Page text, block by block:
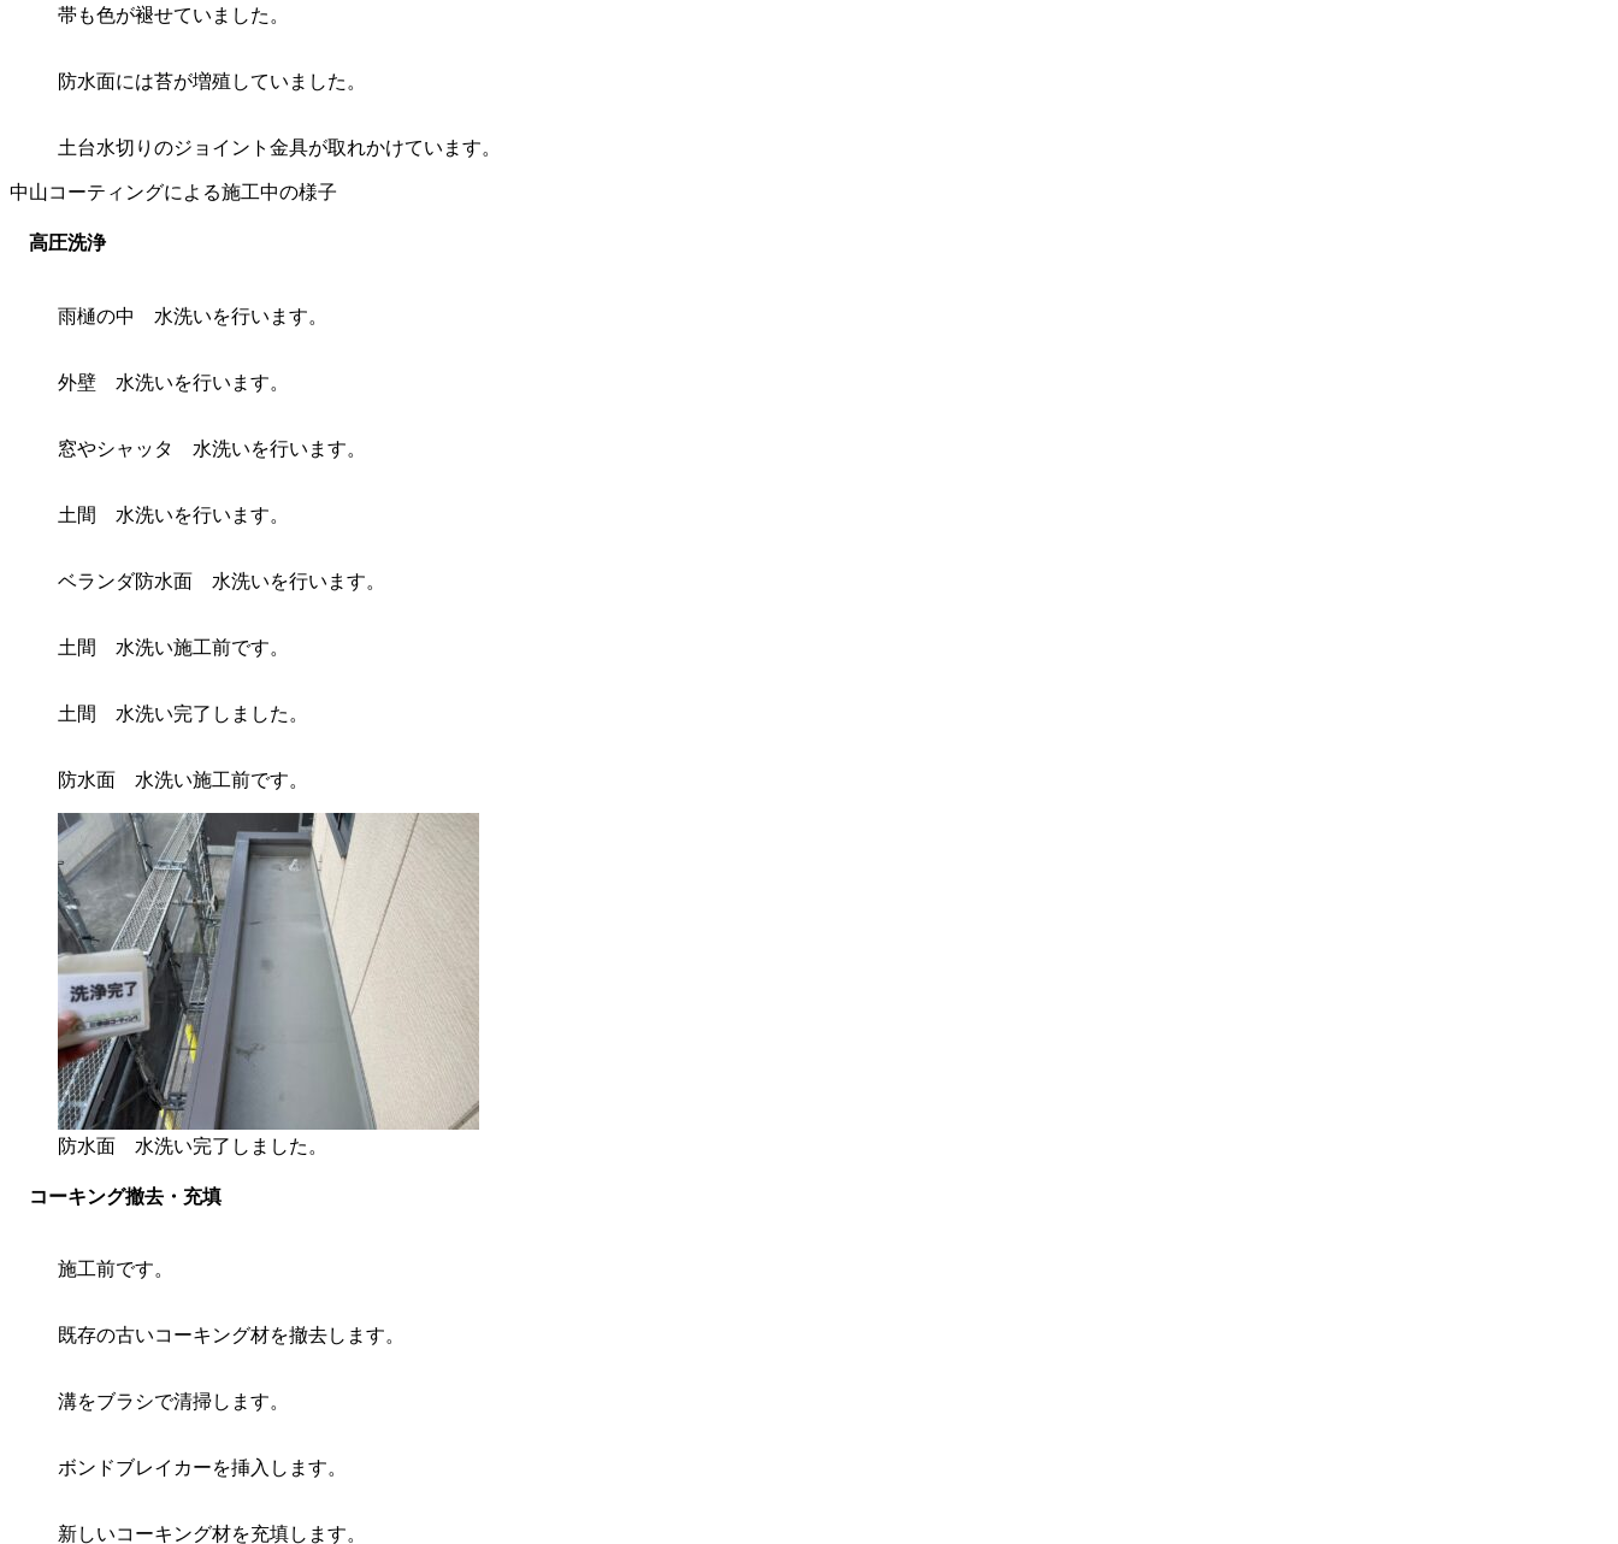
帯も色が褪せていました。
防水面には苔が増殖していました。
土台水切りのジョイント金具が取れかけています。
中山コーティングによる施工中の様子
高圧洗浄
雨樋の中 水洗いを行います。
外壁 水洗いを行います。
窓やシャッタ 水洗いを行います。
土間 水洗いを行います。
ベランダ防水面 水洗いを行います。
土間 水洗い施工前です。
土間 水洗い完了しました。
防水面 水洗い施工前です。
防水面 水洗い完了しました。
コーキング撤去・充填
施工前です。
既存の古いコーキング材を撤去します。
溝をブラシで清掃します。
ボンドブレイカーを挿入します。
新しいコーキング材を充填します。